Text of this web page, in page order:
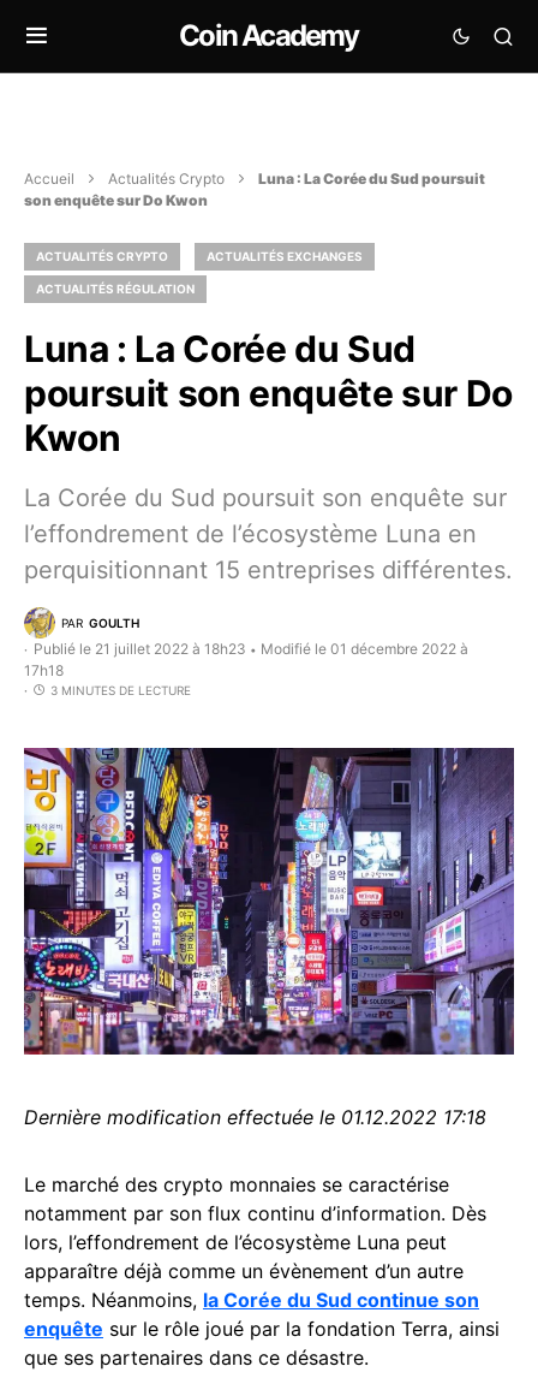
Coin Academy
Accueil Actualités Crypto
Luna : La Corée du Sud poursuit
son enquête sur Do Kwon
ACTUALITÉS CRYPTO ACTUALITÉS EXCHANGES
ACTUALITÉS RÉGULATION
Luna : La Corée du Sud
poursuit son enquête sur Do
Kwon
La Corée du Sud poursuit son enquête sur
l’effondrement de l’écosystème Luna en
perquisitionnant 15 entreprises différentes.
PAR GOULTH
Publié le 21 juillet 2022 à 18h23 • Modifié le 01 décembre 2022 à
17h18
3 MINUTES DE LECTURE
Dernière modification effectuée le 01.12.2022 17:18
Le marché des crypto monnaies se caractérise
notamment par son flux continu d’information. Dès
lors, l’effondrement de l’écosystème Luna peut
apparaître déjà comme un évènement d’un autre
temps. Néanmoins, la Corée du Sud continue son
enquête sur le rôle joué par la fondation Terra, ainsi
que ses partenaires dans ce désastre.